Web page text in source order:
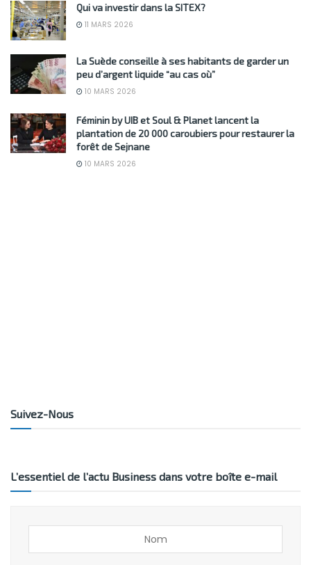
Qui va investir dans la SITEX?
11 MARS 2026
La Suède conseille à ses habitants de garder un
peu d’argent liquide “au cas où”
10 MARS 2026
Féminin by UIB et Soul & Planet lancent la
plantation de 20 000 caroubiers pour restaurer la
forêt de Sejnane
10 MARS 2026
Suivez-Nous
L’essentiel de l’actu Business dans votre boîte e-mail